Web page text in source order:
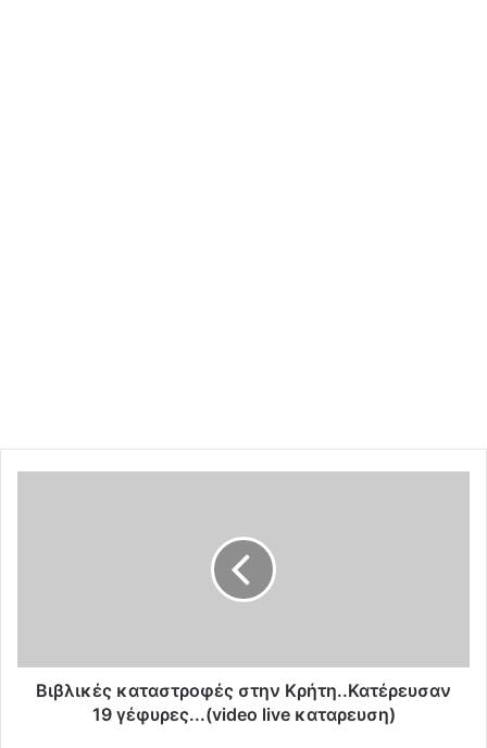
κ
Βιβλικές καταστροφές στην Κρήτη..Κατέρευσαν
19 γέφυρες...(video live καταρευση)